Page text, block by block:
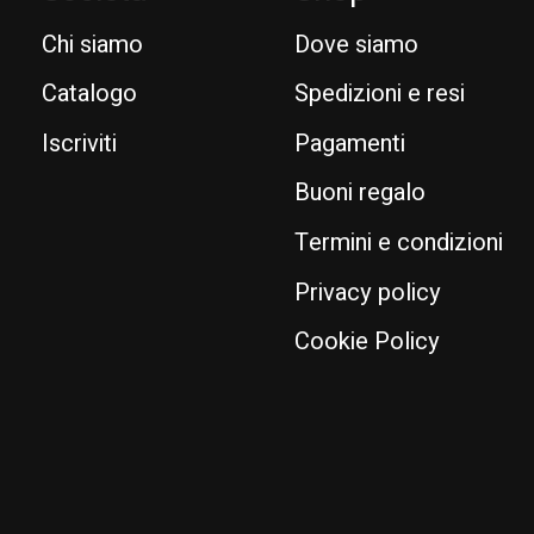
Chi siamo
Catalogo
Iscriviti
Dove siamo
Spedizioni e resi
Pagamenti
Buoni regalo
Termini e condizioni
Privacy policy
Cookie Policy